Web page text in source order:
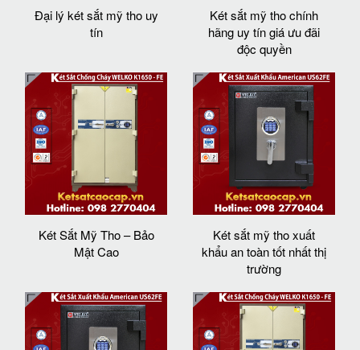
Đại lý két sắt mỹ tho uy
tín
Két sắt mỹ tho chính
hãng uy tín giá ưu đãi
độc quyền
Két Sắt Mỹ Tho – Bảo
Mật Cao
Két sắt mỹ tho xuất
khẩu an toàn tốt nhất thị
trường